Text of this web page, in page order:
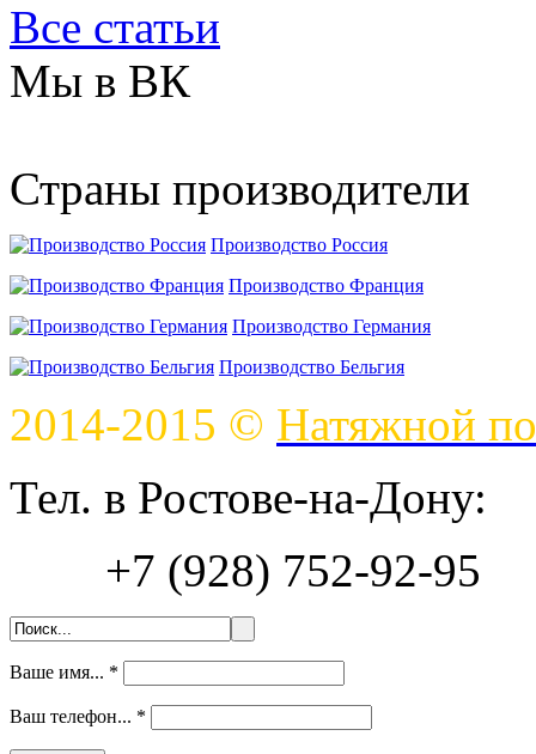
Все статьи
Мы в ВК
Страны производители
Производство Россия
Производство Франция
Производство Германия
Производство Бельгия
2014-2015 © Натяжной
Тел. в Ростове-на-Дону:
+7 (928) 752-92-95
Ваше имя... *
Ваш телефон... *